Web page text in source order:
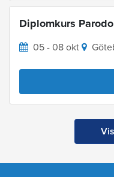
Diplomkurs
05 - 08 okt